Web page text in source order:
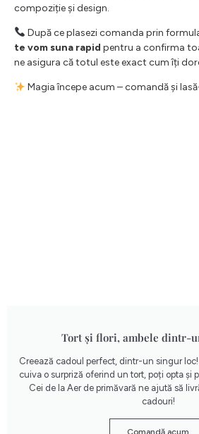
compoziție și design.
După ce plasezi comanda prin
te vom suna rapid pentru a confirma
ne asigura că totul este exact cum îți
Magia începe acum – comandă și
Tort și flori, ambele dintr-
Creează cadoul perfect, dintr-un singur
cuiva o surpriză oferind un tort, poți opta și
Cei de la Aer de primăvară ne ajută să
cadouri!